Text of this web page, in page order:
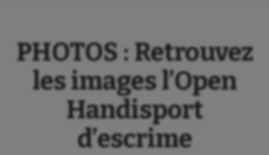
PHOTOS : Retrouvez
les images l’Open
Handisport
d’escrime